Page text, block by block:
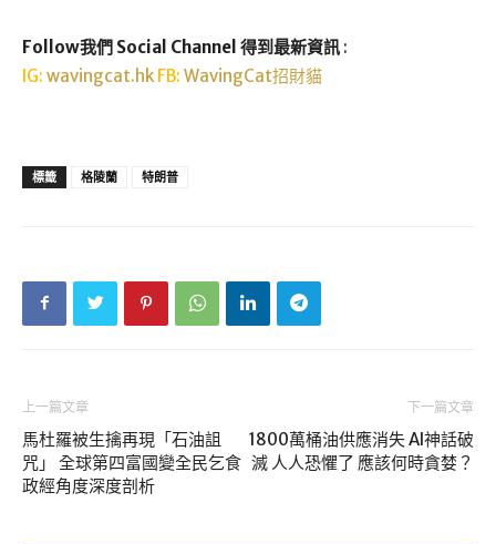
Follow我們 Social Channel 得到最新資訊 :
IG: wavingcat.hk FB: WavingCat招財貓
標籤 格陵蘭 特朗普
上一篇文章
馬杜羅被生擒再現「石油詛
咒」 全球第四富國變全民乞食
政經角度深度剖析
下一篇文章
1800萬桶油供應消失 AI神話破
滅 人人恐懼了 應該何時貪婪？